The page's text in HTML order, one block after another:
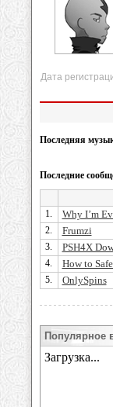
Дата
Последняя
Последние
1. Why I’m
2. Frumzi
3. PSH4X
4. How to
5. OnlySpins
Популярное